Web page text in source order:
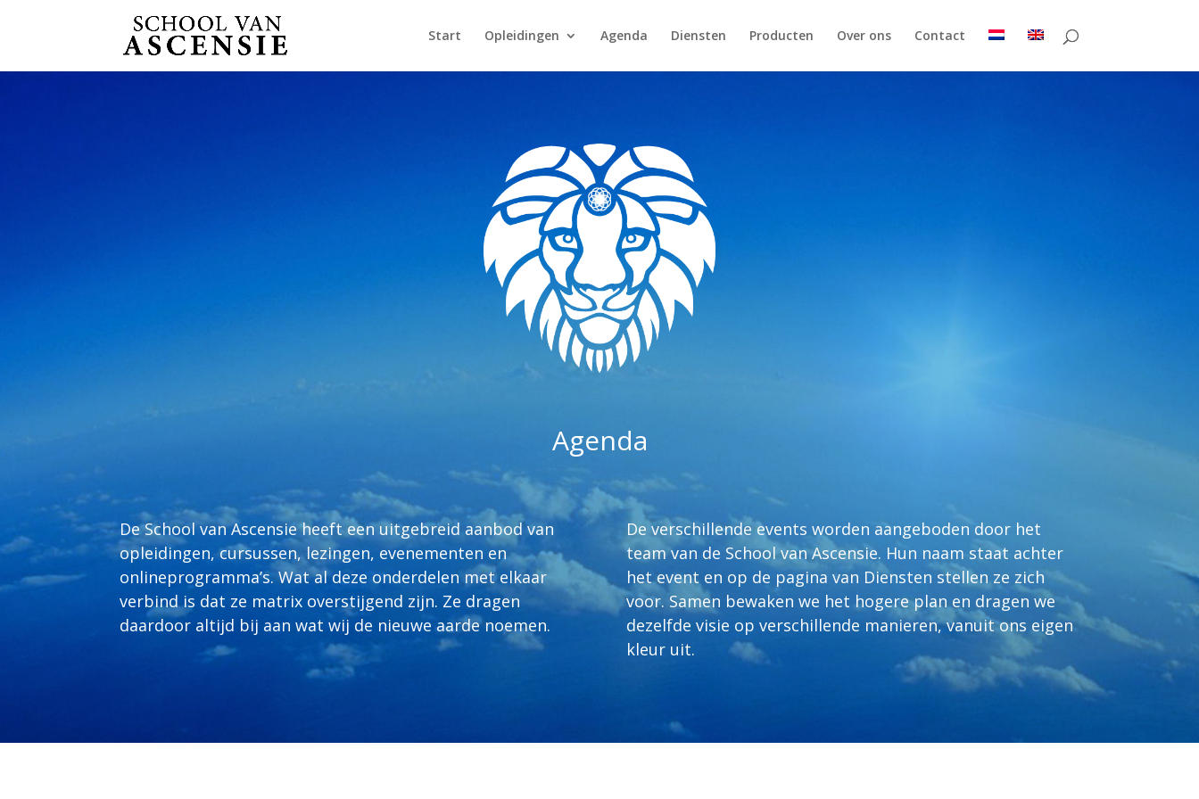
Start Opleidingen Agenda Diensten Producten Over ons Contact
Agenda
De School van Ascensie heeft een uitgebreid aanbod van
opleidingen, cursussen, lezingen, evenementen en
onlineprogramma’s. Wat al deze onderdelen met elkaar
verbind is dat ze matrix overstijgend zijn. Ze dragen
daardoor altijd bij aan wat wij de nieuwe aarde noemen.
De verschillende events worden aangeboden door het
team van de School van Ascensie. Hun naam staat achter
het event en op de pagina van Diensten stellen ze zich
voor. Samen bewaken we het hogere plan en dragen we
dezelfde visie op verschillende manieren, vanuit ons eigen
kleur uit.